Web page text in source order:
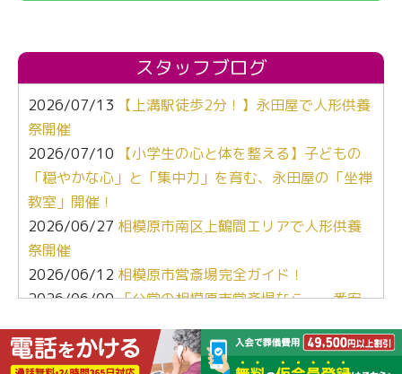
スタッフブログ
2026/07/13
【上溝駅徒歩2分！】永田屋で人形供養
祭開催
2026/07/10
【小学生の心と体を整える】子どもの
「穏やかな心」と「集中力」を育む、永田屋の「坐禅
教室」開催！
2026/06/27 相模原市南区上鶴間エリアで人形供養
祭開催
2026/06/12 相模原市営斎場完全ガイド！
2026/06/09「公営の相模原市営斎場なら、一番安
2026/05/12 【ぶっちゃけ比較】葬儀社選び、キー